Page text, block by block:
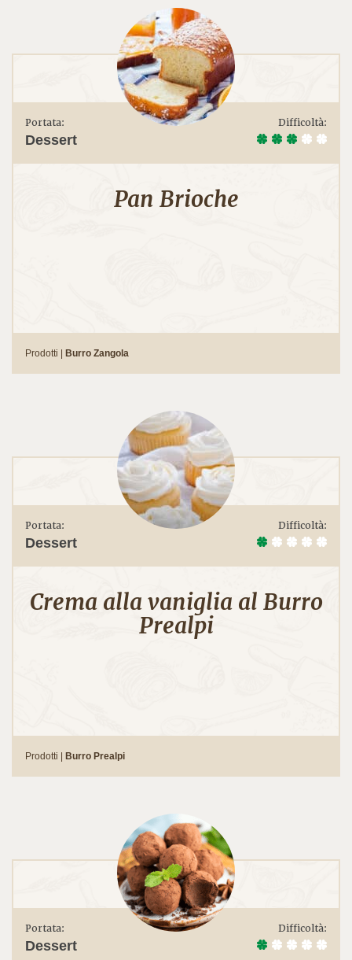
Portata:
Dessert
Difficoltà:
Pan Brioche
Prodotti | Burro Zangola
Portata:
Dessert
Difficoltà:
Crema alla vaniglia al Burro
Prealpi
Prodotti | Burro Prealpi
Portata:
Dessert
Difficoltà: